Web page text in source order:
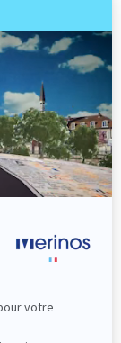
les
sur ses
matin.